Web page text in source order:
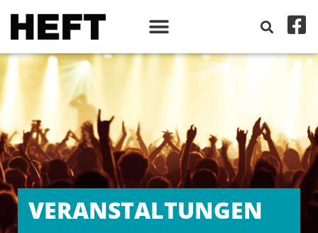
VERANSTALT­UNGEN